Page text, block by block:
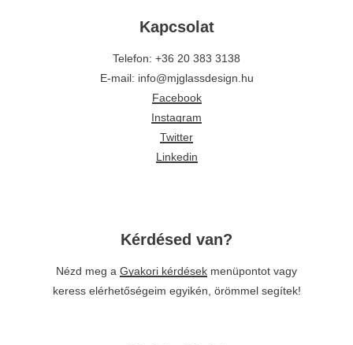
Kapcsolat
Telefon: +36 20 383 3138
E-mail: info@mjglassdesign.hu
Facebook
Instagram
Twitter
Linkedin
Kérdésed van?
Nézd meg a Gyakori kérdések menüpontot vagy
keress elérhetőségeim egyikén, örömmel segítek!